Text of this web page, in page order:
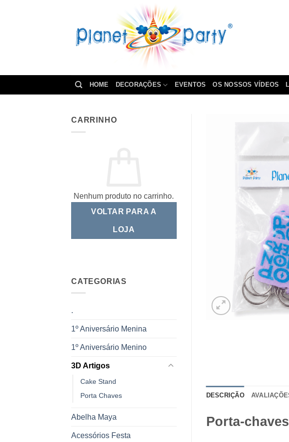
HOME DECORAÇÕES EVENTOS OS NOSSOS VÍDEOS
CARRINHO
Nenhum produto no carrinho.
VOLTAR PARA A
LOJA
CATEGORIAS
.
1º Aniversário Menina
1º Aniversário Menino
3D Artigos
Cake Stand
Porta Chaves
Abelha Maya
Acessórios Festa
DESCRIÇÃO